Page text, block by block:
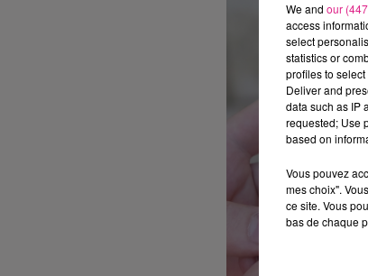
We and our
access
select
statistics or
profiles to
Deliver and
data such as IP
requested; Use
based on
Vous pouvez
mes choix".
ce site. Vous
bas de chaque